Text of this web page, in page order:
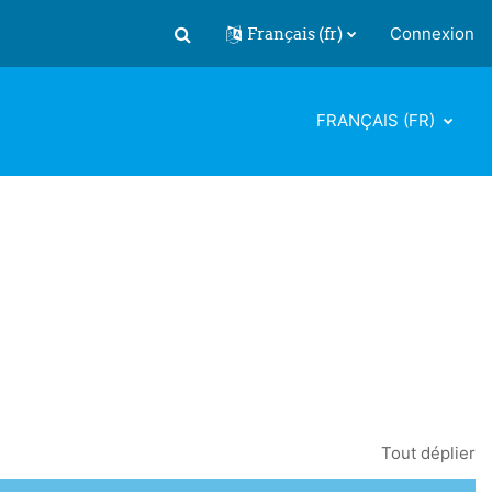
Activer/désactiver la saisie de
Français ‎(fr)‎ Connexion
FRANÇAIS ‎(FR)‎
Tout déplier